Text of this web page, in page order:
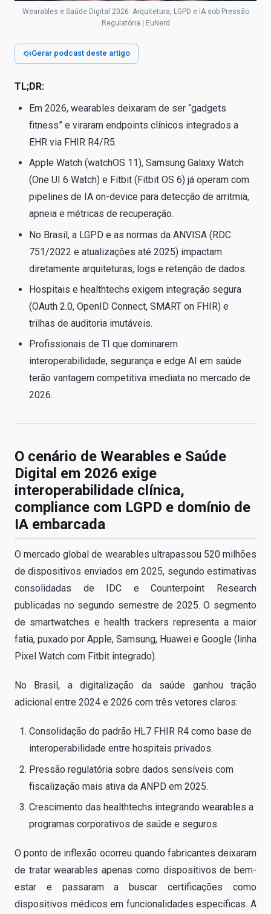
Wearables e Saúde Digital 2026: Arquitetura, LGPD e IA sob Pressão
Regulatória | EuNerd
Gerar podcast deste artigo
TL;DR:
Em 2026, wearables deixaram de ser “gadgets
fitness” e viraram endpoints clínicos integrados a
EHR via FHIR R4/R5.
Apple Watch (watchOS 11), Samsung Galaxy Watch
(One UI 6 Watch) e Fitbit (Fitbit OS 6) já operam com
pipelines de IA on-device para detecção de arritmia,
apneia e métricas de recuperação.
No Brasil, a LGPD e as normas da ANVISA (RDC
751/2022 e atualizações até 2025) impactam
diretamente arquiteturas, logs e retenção de dados.
Hospitais e healthtechs exigem integração segura
(OAuth 2.0, OpenID Connect, SMART on FHIR) e
trilhas de auditoria imutáveis.
Profissionais de TI que dominarem
interoperabilidade, segurança e edge AI em saúde
terão vantagem competitiva imediata no mercado de
2026.
O cenário de Wearables e Saúde
Digital em 2026 exige
interoperabilidade clínica,
compliance com LGPD e domínio de
IA embarcada
O mercado global de wearables ultrapassou 520 milhões
de dispositivos enviados em 2025, segundo estimativas
consolidadas de IDC e Counterpoint Research
publicadas no segundo semestre de 2025. O segmento
de smartwatches e health trackers representa a maior
fatia, puxado por Apple, Samsung, Huawei e Google (linha
Pixel Watch com Fitbit integrado).
No Brasil, a digitalização da saúde ganhou tração
adicional entre 2024 e 2026 com três vetores claros:
Consolidação do padrão HL7 FHIR R4 como base de
interoperabilidade entre hospitais privados.
Pressão regulatória sobre dados sensíveis com
fiscalização mais ativa da ANPD em 2025.
Crescimento das healthtechs integrando wearables a
programas corporativos de saúde e seguros.
O ponto de inflexão ocorreu quando fabricantes deixaram
de tratar wearables apenas como dispositivos de bem-
estar e passaram a buscar certificações como
dispositivos médicos em funcionalidades específicas. A